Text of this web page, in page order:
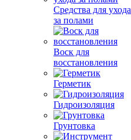
Средства для ухода
за полами
Воск для
восстановления
Герметик
Гидроизоляция
Грунтовка